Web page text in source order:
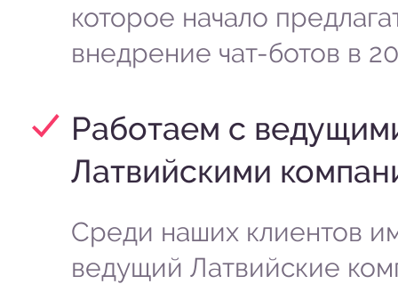
которое начало
внедрение чат-ботов в
Работаем с
Латвийскими
Среди наших клиентов
ведущий Латвийские